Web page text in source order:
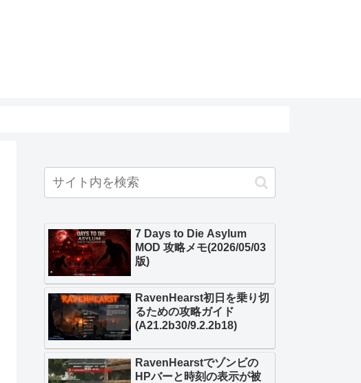
7 Days to Die Asylum
MOD 攻略メモ(2026/05/03
版)
RavenHearst初日を乗り切
るための攻略ガイド
(A21.2b30/9.2.2b18)
RavenHearstでゾンビの
HPバーと時刻の表示が被